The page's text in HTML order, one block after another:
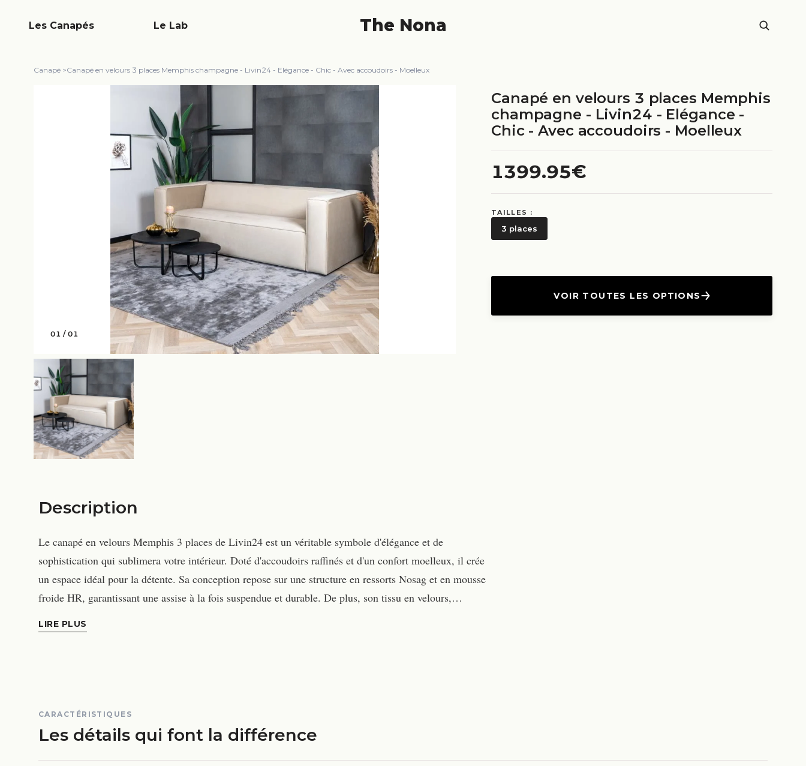
The Nona
Les Canapés Le Lab
Canapé >Canapé en velours 3 places Memphis champagne - Livin24 - Elégance - Chic - Avec accoudoirs - Moelleux
01 /01
Canapé en velours 3 places Memphis
champagne - Livin24 - Elégance -
Chic - Avec accoudoirs - Moelleux
1399.95€
TAILLES :
3 places
VOIR TOUTES LES OPTIONS
Description
Le canapé en velours Memphis 3 places de Livin24 est un véritable symbole d'élégance et de
sophistication qui sublimera votre intérieur. Doté d'accoudoirs raffinés et d'un confort moelleux, il crée
un espace idéal pour la détente. Sa conception repose sur une structure en ressorts Nosag et en mousse
froide HR, garantissant une assise à la fois suspendue et durable. De plus, son tissu en velours,…
LIRE PLUS
CARACTÉRISTIQUES
Les détails qui font la différence